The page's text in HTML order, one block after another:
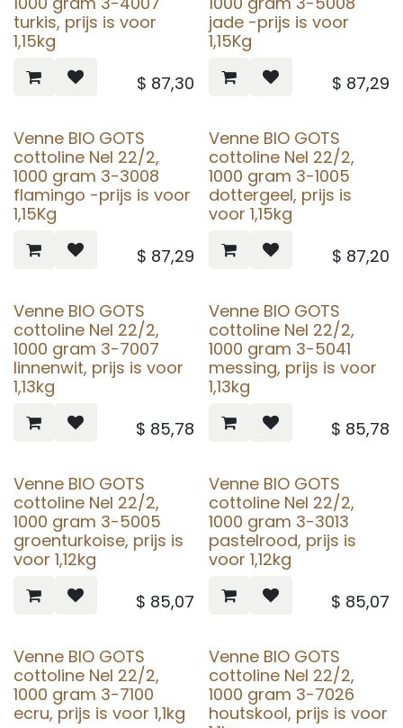
turkis, prijs is voor
1,15kg
$ 87,30
jade -prijs is voor
1,15Kg
$ 87,29
Venne BIO GOTS
cottoline Nel 22/2,
1000 gram 3-3008
flamingo -prijs is voor
1,15Kg
$ 87,29
Venne BIO GOTS
cottoline Nel 22/2,
1000 gram 3-1005
dottergeel, prijs is
voor 1,15kg
$ 87,20
Venne BIO GOTS
cottoline Nel 22/2,
1000 gram 3-7007
linnenwit, prijs is voor
1,13kg
$ 85,78
Venne BIO GOTS
cottoline Nel 22/2,
1000 gram 3-5041
messing, prijs is voor
1,13kg
$ 85,78
Venne BIO GOTS
cottoline Nel 22/2,
1000 gram 3-5005
groenturkoise, prijs is
voor 1,12kg
$ 85,07
Venne BIO GOTS
cottoline Nel 22/2,
1000 gram 3-3013
pastelrood, prijs is
voor 1,12kg
$ 85,07
Venne BIO GOTS
cottoline Nel 22/2,
1000 gram 3-7100
ecru, prijs is voor 1,1kg
Venne BIO GOTS
cottoline Nel 22/2,
1000 gram 3-7026
houtskool, prijs is voor